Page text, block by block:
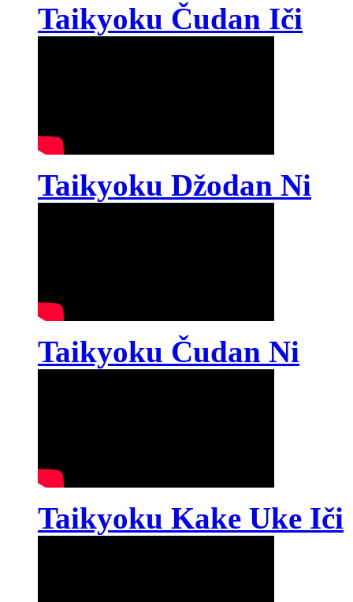
Taikyoku Čudan Iči
Taikyoku Džodan Ni
Taikyoku Čudan Ni
Taikyoku Kake Uke Iči